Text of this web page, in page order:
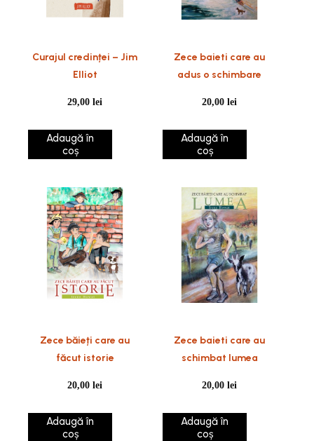
Curajul credinței – Jim
Elliot
29,00lei
Adaugă în
coș
Zece baieti care au
adus o schimbare
20,00lei
Adaugă în
coș
Zece băieți care au
făcut istorie
20,00lei
Adaugă în
coș
Zece baieti care au
schimbat lumea
20,00lei
Adaugă în
coș